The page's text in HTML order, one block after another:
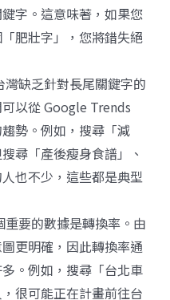
字。這意味著，如果您
肥壯字」，您將錯失絕
灣缺乏針對長尾關鍵字的
以從 Google Trends
勢。例如，搜尋「減
尋「產後瘦身食譜」、
人也不少，這些都是典型
重要的數據是轉換率。由
更明確，因此轉換率通
。例如，搜尋「台北車
很可能正在計畫前往台